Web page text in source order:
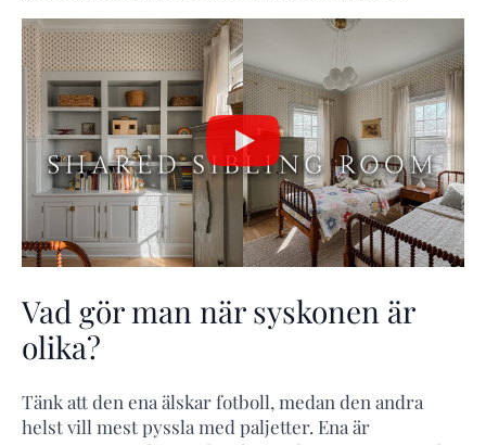
Vad gör man när syskonen är
olika?
Tänk att den ena älskar fotboll, medan den andra
helst vill mest pyssla med paljetter. Ena är